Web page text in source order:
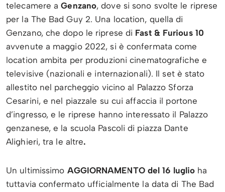
telecamere aGenzano, dove si sono svolte le riprese
per la The Bad Guy 2. Una location, quella di
Genzano, che dopo le riprese di Fast & Furious 10
avvenute a maggio 2022, si è confermata come
location ambita per produzioni cinematografiche e
televisive (nazionali e internazionali). Il set è stato
allestito nel parcheggio vicino al Palazzo Sforza
Cesarini, e nel piazzale su cui affaccia il portone
d’ingresso, e le riprese hanno interessato il Palazzo
genzanese, e la scuola Pascoli di piazza Dante
Alighieri, tra le altre.
Un ultimissimo AGGIORNAMENTO del 16 luglio ha
tuttavia confermato ufficialmente la data di The Bad